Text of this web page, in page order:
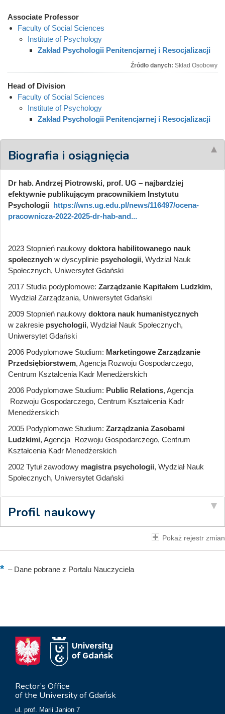
Associate Professor
Faculty of Social Sciences
Institute of Psychology
Zakład Psychologii Penitencjarnej i Resocjalizacji
Źródło danych: Skład Osobowy
Head of Division
Faculty of Social Sciences
Institute of Psychology
Zakład Psychologii Penitencjarnej i Resocjalizacji
Biografia i osiągnięcia
Dr hab. Andrzej Piotrowski, prof. UG – najbardziej
efektywnie publikującym pracownikiem Instytutu
Psychologii https://wns.ug.edu.pl/news/116497/ocena-
pracownicza-2022-2025-dr-hab-and...
2023 Stopnień naukowy doktora habilitowanego nauk
społecznych w dyscyplinie psychologii, Wydział Nauk
Społecznych, Uniwersytet Gdański
2017 Studia podyplomowe: Zarządzanie Kapitałem Ludzkim,
Wydział Zarządzania, Uniwersytet Gdański
2009 Stopnień naukowy doktora nauk humanistycznych
w zakresie psychologii, Wydział Nauk Społecznych,
Uniwersytet Gdański
2006 Podyplomowe Studium: Marketingowe Zarządzanie
Przedsiębiorstwem, Agencja Rozwoju Gospodarczego,
Centrum Kształcenia Kadr Menedżerskich
2006 Podyplomowe Studium: Public Relations, Agencja
Rozwoju Gospodarczego, Centrum Kształcenia Kadr
Menedżerskich
2005 Podyplomowe Studium: Zarządzania Zasobami
Ludzkimi, Agencja Rozwoju Gospodarczego, Centrum
Kształcenia Kadr Menedżerskich
2002 Tytuł zawodowy magistra psychologii, Wydział Nauk
Społecznych, Uniwersytet Gdański
Profil naukowy
Pokaż rejestr zmian
–Dane pobrane z Portalu Nauczyciela
Rector’s Office
of the University of Gdańsk
ul. prof. Marii Janion 7